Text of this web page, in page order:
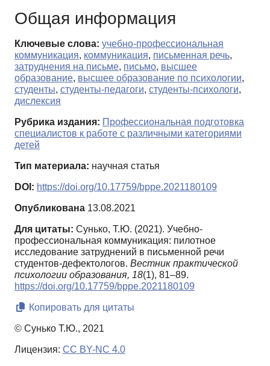
Общая информация
Ключевые слова: учебно-профессиональная
коммуникация, коммуникация, письменная речь,
затруднения на письме, письмо, высшее
образование, высшее образование по психологии,
студенты, студенты-педагоги, студенты-психологи,
дислексия
Рубрика издания: Профессиональная подготовка
специалистов к работе с различными категориями
детей
Тип материала: научная статья
DOI: https://doi.org/10.17759/bppe.2021180109
Опубликована 13.08.2021
Для цитаты: Сунько, Т.Ю. (2021). Учебно-
профессиональная коммуникация: пилотное
исследование затруднений в письменной речи
студентов-дефектологов. Вестник практической
психологии образования, 18(1), 81–89.
https://doi.org/10.17759/bppe.2021180109
Копировать для цитаты
© Сунько Т.Ю., 2021
Лицензия: CC BY-NC 4.0